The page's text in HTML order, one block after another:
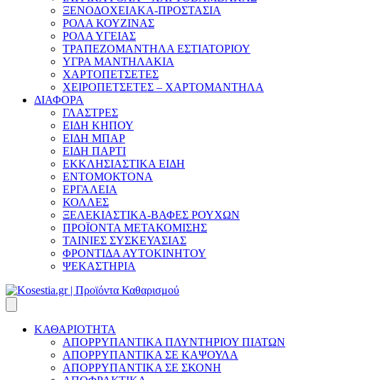
ΞΕΝΟΔΟΧΕΙΑΚΑ-ΠΡΟΣΤΑΣΙΑ
ΡΟΛΑ ΚΟΥΖΙΝΑΣ
ΡΟΛΑ ΥΓΕΙΑΣ
ΤΡΑΠΕΖΟΜΑΝΤΗΛΑ ΕΣΤΙΑΤΟΡΙΟΥ
ΥΓΡΑ ΜΑΝΤΗΛΑΚΙΑ
ΧΑΡΤΟΠΕΤΣΕΤΕΣ
ΧΕΙΡΟΠΕΤΣΕΤΕΣ – ΧΑΡΤΟΜΑΝΤΗΛΑ
ΔΙΑΦΟΡΑ
ΓΛΑΣΤΡΕΣ
ΕΙΔΗ ΚΗΠΟΥ
ΕΙΔΗ ΜΠΑΡ
ΕΙΔΗ ΠΑΡΤΙ
ΕΚΚΛΗΣΙΑΣΤΙΚΑ ΕΙΔΗ
ΕΝΤΟΜΟΚΤΟΝΑ
ΕΡΓΑΛΕΙΑ
ΚΟΛΛΕΣ
ΞΕΛΕΚΙΑΣΤΙΚΑ-ΒΑΦΕΣ ΡΟΥΧΩΝ
ΠΡΟΪΟΝΤΑ ΜΕΤΑΚΟΜΙΣΗΣ
ΤΑΙΝΙΕΣ ΣΥΣΚΕΥΑΣΙΑΣ
ΦΡΟΝΤΙΔΑ ΑΥΤΟΚΙΝΗΤΟΥ
ΨΕΚΑΣΤΗΡΙΑ
ΚΑΘΑΡΙΟΤΗΤΑ
ΑΠΟΡΡΥΠΑΝΤΙΚΑ ΠΛΥΝΤΗΡΙΟΥ ΠΙΑΤΩΝ
ΑΠΟΡΡΥΠΑΝΤΙΚΑ ΣΕ ΚΑΨΟΥΛΑ
ΑΠΟΡΡΥΠΑΝΤΙΚΑ ΣΕ ΣΚΟΝΗ